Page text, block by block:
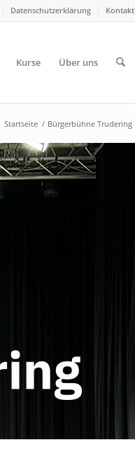
Datenschutzerklärung Kontakt
Kurse Über uns
Startseite / Bürgerbühne Trudering